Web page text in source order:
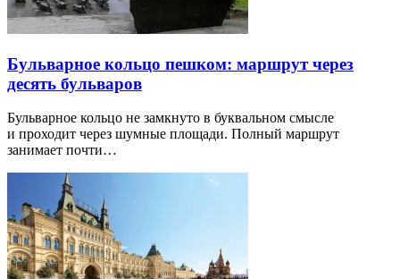
Бульварное кольцо пешком: маршрут через
десять бульваров
Бульварное кольцо не замкнуто в буквальном смысле
и проходит через шумные площади. Полный маршрут
занимает почти…